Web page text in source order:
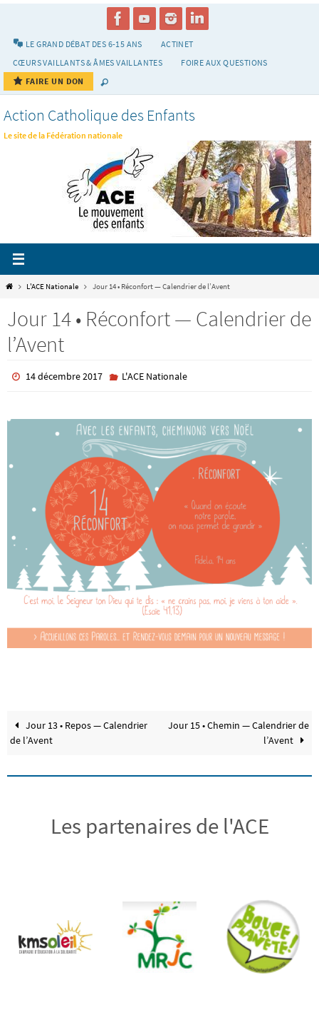
LE GRAND DÉBAT DES 6-15 ANS
ACTINET
CŒURS VAILLANTS & ÂMES VAILLANTES
FOIRE AUX QUESTIONS
FAIRE UN DON
Action Catholique des Enfants
Le site de la Fédération nationale
HomeL'ACE Nationale Jour 14 • Réconfort — Calendrier de l’Avent
Jour 14 • Réconfort — Calendrier de
l’Avent
14 décembre 2017 L'ACE Nationale
Jour 13 • Repos — Calendrier
de l’Avent
Jour 15 • Chemin — Calendrier de
l’Avent
Les partenaires de l'ACE